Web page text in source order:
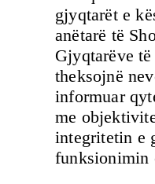
gjyqtarët e
anëtarë të
Gjyqtarëve
theksojnë
informuar
me
integritetin e
funksionimin